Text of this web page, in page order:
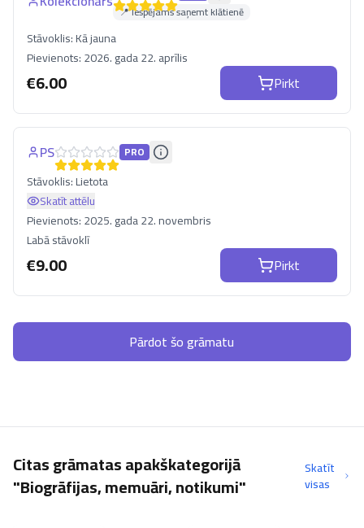
📍 Iespējams saņemt klātienē
Stāvoklis:Kā jauna
Pievienots:2026. gada 22. aprīlis
€6.00 Pirkt
PS PRO
Stāvoklis:Lietota
Skatīt attēlu
Pievienots:2025. gada 22. novembris
Labā stāvoklī
€9.00 Pirkt
Pārdot šo grāmatu
Citas grāmatas apakškategorijā
"Biogrāfijas, memuāri, notikumi"
Skatīt
visas